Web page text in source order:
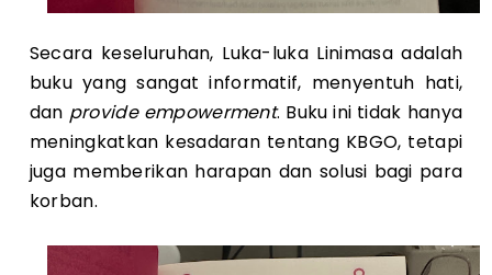
Secara keseluruhan, Luka-luka Linimasa adalah
buku yang sangat informatif, menyentuh hati,
dan provide empowerment. Buku ini tidak hanya
meningkatkan kesadaran tentang KBGO, tetapi
juga memberikan harapan dan solusi bagi para
korban.